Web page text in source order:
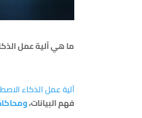
ما هي آلية عمل
آلية عمل الذكاء
فهم البيانات،